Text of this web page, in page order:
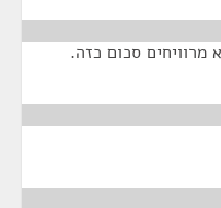
מרוויחים סכום כזה.